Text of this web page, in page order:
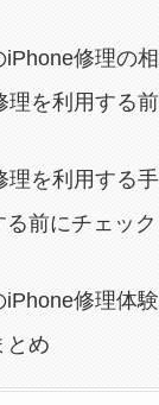
iPhone修理の
理を利用する
理を利用する
る前にチェッ
iPhone修理体
とめ